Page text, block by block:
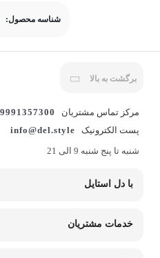
شناسه محصول:
برگشت به بالا
مرکز تماس مشتریان
پست الکترونیک
info@del.style
شنبه تا پنج شنبه 9 الی 21
با دل استایل
خدمات مشتریان